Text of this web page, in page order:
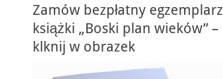
Zamów bezpłatny egzemplarz
książki „Boski plan wieków” –
klknij w obrazek